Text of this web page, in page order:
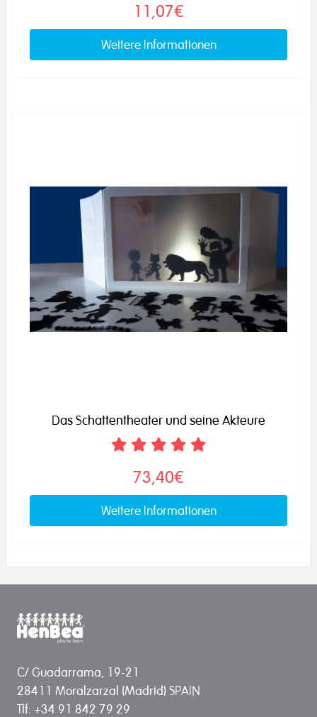
11,07€
Weitere Informationen
Das Schattentheater und seine Akteure
73,40€
Weitere Informationen
C/ Guadarrama, 19-21
28411 Moralzarzal (Madrid) SPAIN
Tlf: +34 91 842 79 29